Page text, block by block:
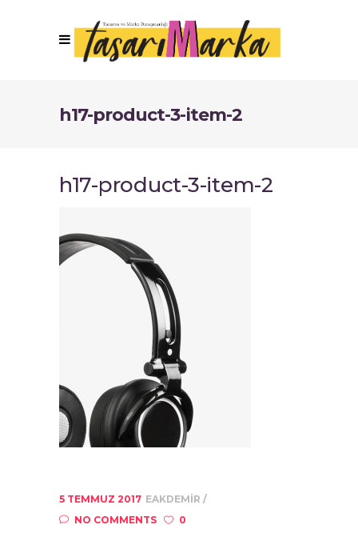
h17-product-3-item-2
h17-product-3-item-2
5 TEMMUZ 2017 EAKDEMIR
NO COMMENTS
0